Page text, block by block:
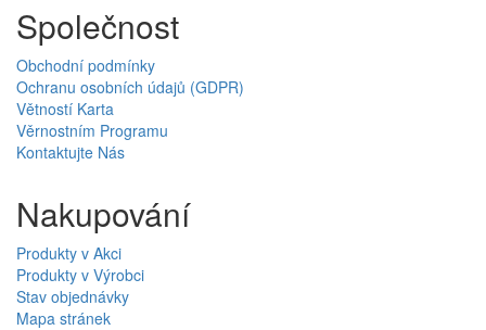
Společnost
Obchodní podmínky
Ochranu osobních údajů (GDPR)
Větností Karta
Věrnostním Programu
Kontaktujte Nás
Nakupování
Produkty v Akci
Produkty v Výrobci
Stav objednávky
Mapa stránek